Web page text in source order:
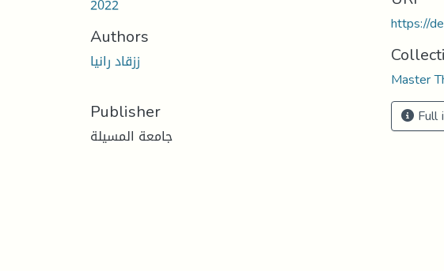
2022
Authors
ززقاد رانيا
Publisher
جامعة المسيلة
https://
Master
Full